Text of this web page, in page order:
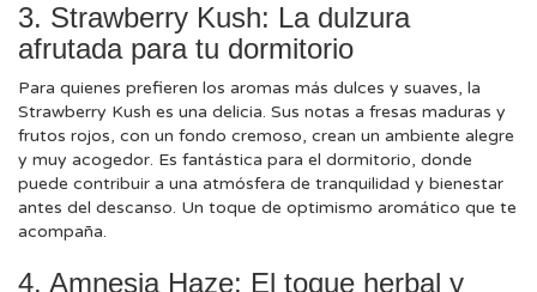
3. Strawberry Kush: La dulzura
afrutada para tu dormitorio
Para quienes prefieren los aromas más dulces y suaves, la
Strawberry Kush es una delicia. Sus notas a fresas maduras y
frutos rojos, con un fondo cremoso, crean un ambiente alegre
y muy acogedor. Es fantástica para el dormitorio, donde
puede contribuir a una atmósfera de tranquilidad y bienestar
antes del descanso. Un toque de optimismo aromático que te
acompaña.
4. Amnesia Haze: El toque herbal y